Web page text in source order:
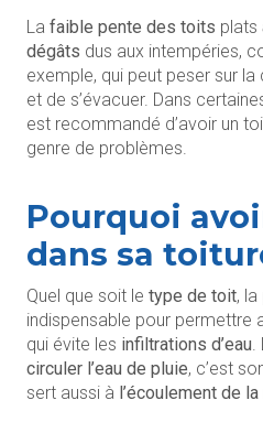
La faible pente des toits plats
dégâts dus aux intempéries,
exemple, qui peut peser sur
et de s’évacuer. Dans
est recommandé d’avoir un
genre de problèmes.
Pourquoi
dans sa
Quel que soit le type de toit,
indispensable pour permettre
qui évite les infiltrations d’eau.
circuler l’eau de pluie, c’est
sert aussi à l’écoulement de